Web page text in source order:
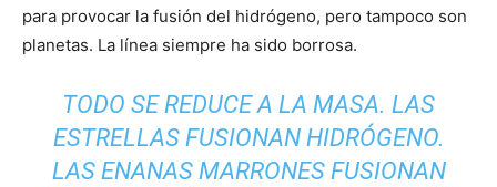
para provocar la fusión del hidrógeno, pero tampoco son
planetas. La línea siempre ha sido borrosa.
TODO SE REDUCE A LA MASA. LAS
ESTRELLAS FUSIONAN HIDRÓGENO.
LAS ENANAS MARRONES FUSIONAN